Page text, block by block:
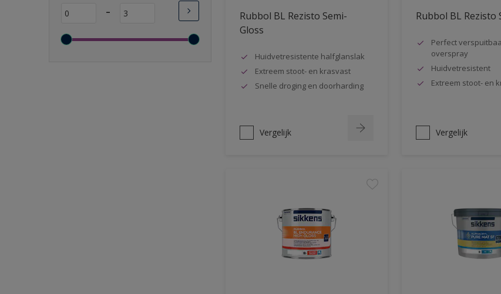
Wasbaar
Sneldrogend
-
Rubbol BL Rezisto Semi-
Gloss
Huidvetresistente halfglanslak
Extreem stoot- en krasvast
Snelle droging en doorharding
Vergelijk
Rubbol BL Rezisto
Perfect
overspray
Huidvetresistent
Extreem stoot- en
Vergelijk